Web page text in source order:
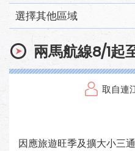
選擇其他區域
兩馬航線8/1起
取自連
因應旅遊旺季及擴大小三